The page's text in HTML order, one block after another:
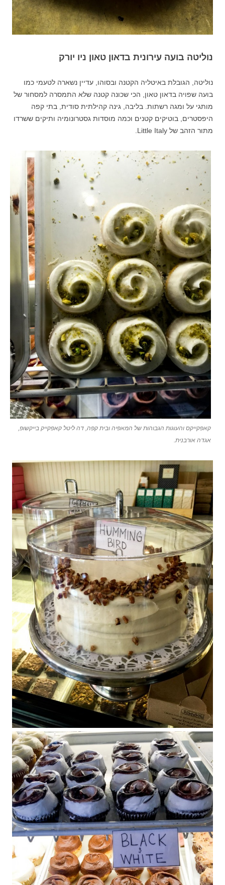
נוליטה בועה עירונית בדאון טאון ניו יורק
נוליטה, הגובלת באיטליה הקטנה ובסוהו, עדיין נשארה לטעמי כמו
בועה שפויה בדאון טאון, הכי שכונה קטנה שלא התמסרה למסחור של
מותגי על ומגה רשתות. בליבה, גינה קהילתית סודית, בתי קפה
היפסטרים, בוטיקים קטנים וכמה מוסדות גסטרונומיה ותיקים ששרדו
מתור הזהב של Little Italy.
קאפקייקס והעוגות הגבוהות של המאפיה ובית קפה, דה ליטל קאפקייק בייקשופ,
אגדה אורבנית.